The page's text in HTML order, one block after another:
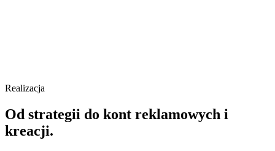
Realizacja
Od strategii do kont reklamowych i
kreacji.